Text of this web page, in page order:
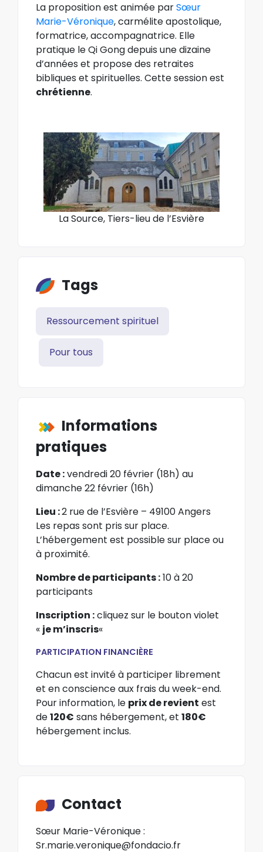
La proposition est animée parSœur
Marie-Véronique, carmélite apostolique,
formatrice, accompagnatrice. Elle
pratique le Qi Gong depuis une dizaine
d’années et propose des retraites
bibliques et spirituelles. Cette session est
chrétienne.
La Source, Tiers-lieu de l’Esvière
Tags
Ressourcement spirituel
Pour tous
Informations
pratiques
Date :vendredi 20 février (18h) au
dimanche 22 février (16h)
Lieu :2 rue de l’Esvière – 49100 Angers
Les repas sont pris sur place.
L’hébergement est possible sur place ou
à proximité.
Nombre de participants :10 à 20
participants
Inscription :cliquez sur le bouton violet
« je m’inscris«
PARTICIPATION FINANCIÈRE
Chacun est invité à participer librement
et en conscience aux frais du week-end.
Pour information, le prix de revient est
de120€ sans hébergement, et 180€
hébergement inclus.
Contact
Sœur Marie-Véronique :
Sr.marie.veronique@fondacio.fr